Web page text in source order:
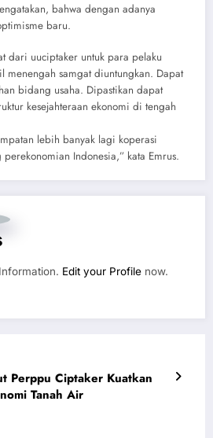
bahwa dengan adanya
baru.
dari uuciptaker untuk para pelaku
menengah samgat diuntungkan. Dapat
bidang usaha. Dipastikan dapat
kesejahteraan ekonomi di tengah
lebih banyak lagi koperasi
Indonesia,” kata Emrus.
Edit your Profile now.
Perppu Ciptaker Kuatkan
Tanah Air